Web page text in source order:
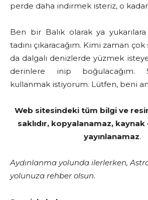
perde daha indirmek isteriz, o
Ben bir Balık olarak ya
tadını çıkaracağım. Kimi zaman
da dalgalı denizlerde yüzmek
derinlere inip boğulacağım.
kullanmak istiyorum. Lütfen, beni
Web sitesindeki tüm bilgi ve
saklıdır, kopyalanamaz,
yayınlanamaz.
Aydınlanma yolunda ilerlerken,
yolunuza rehber olsun.